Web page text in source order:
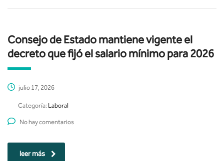
Consejo de Estado mantiene vigente el
decreto que fijó el salario mínimo para 2026
julio 17, 2026
Categoría: Laboral
No hay comentarios
leer más